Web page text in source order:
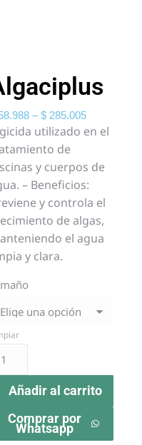
–$ 285.005
utilizado en el
de
y cuerpos de
– Beneficios:
y controla el
de algas,
el agua
y clara.
Añadir al carrito
Comprar por
Whatsapp